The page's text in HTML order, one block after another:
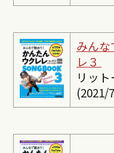
みん
レ３
リッ
(2021/